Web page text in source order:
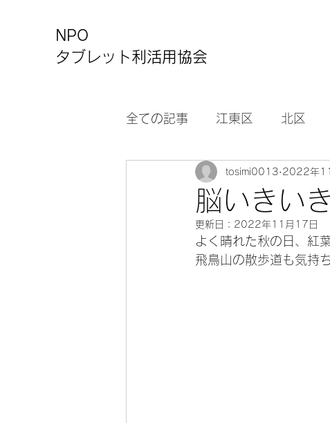
NPO
タブレット利活用協会
全ての記事 江東区 北区
カルチャーセンター お知
脳いきい
tosimi0013 2022年
更新日： 2022年11月17日
よく晴れた秋の日、紅
飛鳥山の散歩道も気持